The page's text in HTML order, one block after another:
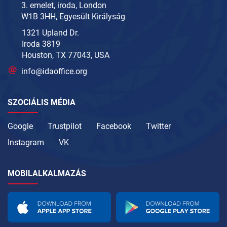
3. emelet, iroda, London
W1B 3HH, Egyesült Királyság
1321 Upland Dr.
Iroda 3819
Houston, TX 77043, USA
info@idaoffice.org
SZOCIÁLIS MÉDIA
Google Trustpilot Facebook
Twitter
Instagram
VK
MOBILALKALMAZÁS